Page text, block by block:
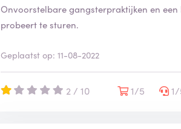
Onvoorstelbare gangsterpraktijken en
probeert te sturen.
Geplaatst op: 11-08-2022
2 / 10 1/5 1/